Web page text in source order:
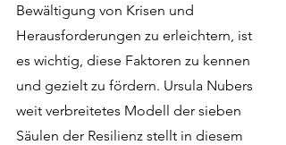
Bewältigung von Krisen und
Herausforderungen zu erleichtern, ist
es wichtig, diese Faktoren zu kennen
und gezielt zu fördern. Ursula Nubers
weit verbreitetes Modell der sieben
Säulen der Resilienz stellt in diesem